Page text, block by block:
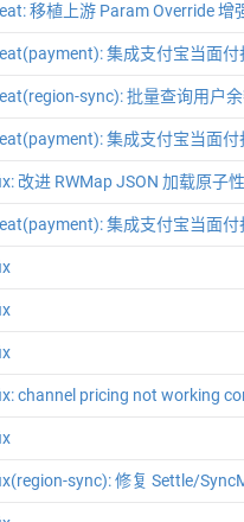
移植上游 Param Override 增
集成支付宝当面
sync): 批量查询用户
集成支付宝当面
改进 RWMap JSON 加载原子
集成支付宝当面
channel pricing not working
sync): 修复 Settle/